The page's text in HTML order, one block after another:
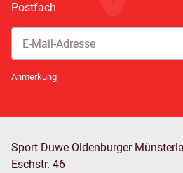
Postfach
Anmerkung
Sport Duwe Oldenburger
Eschstr. 46